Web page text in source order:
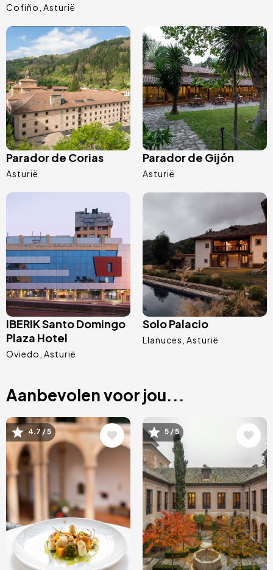
Cofiño Asturië
Afbeelding
Parador de Corias
Asturië
Afbeelding
Parador de Gijón
Asturië
Afbeelding
IBERIK Santo Domingo
Plaza Hotel
Oviedo Asturië
Afbeelding
Solo Palacio
Llanuces Asturië
Aanbevolen voor jou...
Afbeelding
4.7 / 5 Afbeelding
5 / 5